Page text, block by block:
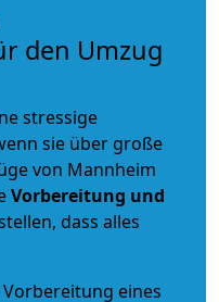
den Umzug
stressige
sie über große
von Mannheim
Vorbereitung und
dass alles
eines